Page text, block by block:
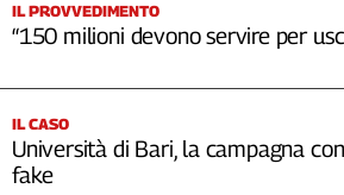
IL PROVVEDIMENTO
“150 milioni devono servire per
IL CASO
Università di Bari, la campagna
fake